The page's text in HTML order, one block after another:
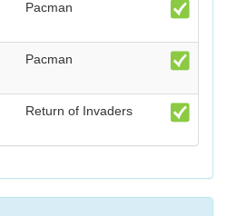
Pacman
Pacman
Return of Invaders